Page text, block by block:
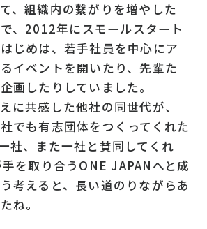
、組織内の繋がりを増やした
、2012年にスモールスタート
じめは、若手社員を中心にア
イベントを開いたり、先輩た
画したりしていました。
に共感した他社の同世代が、
でも有志団体をつくってくれた
社、また一社と賛同してくれ
を取り合うONE JAPANへと成
考えると、長い道のりながらあ
ね。